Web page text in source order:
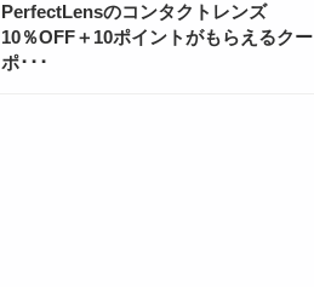
PerfectLensのコンタクトレンズ
10％OFF＋10ポイントがもらえるクー
ポ･･･